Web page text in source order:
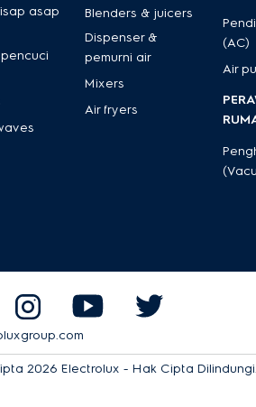
asap
Blenders & juicers
Dispenser &
pemurni air
Mixers
Air fryers
(AC)
Air
2026 Electrolux - Hak Cipta Dilindungi.